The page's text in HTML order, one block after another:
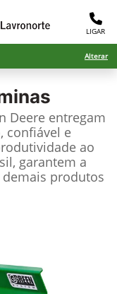
LIGAR
Alterar
Deere entregam
confiável e
ao
garantem a
produtos